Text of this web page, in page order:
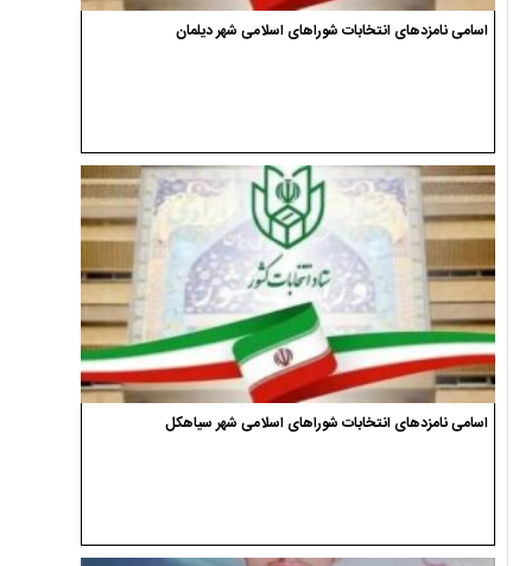
اسامی نامزدهای انتخابات شوراهای اسلامی شهر دیلمان
اسامی نامزدهای انتخابات شوراهای اسلامی شهر سیاهکل